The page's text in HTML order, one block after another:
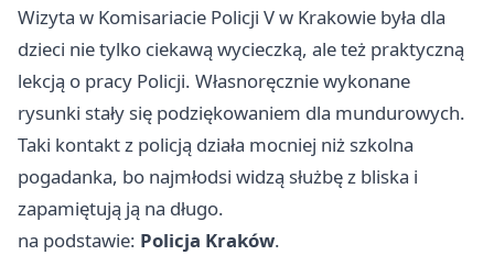
Wizyta w Komisariacie Policji V w Krakowie była dla
dzieci nie tylko ciekawą wycieczką, ale też praktyczną
lekcją o pracy Policji. Własnoręcznie wykonane
rysunki stały się podziękowaniem dla mundurowych.
Taki kontakt z policją działa mocniej niż szkolna
pogadanka, bo najmłodsi widzą służbę z bliska i
zapamiętują ją na długo.
na podstawie: Policja Kraków.